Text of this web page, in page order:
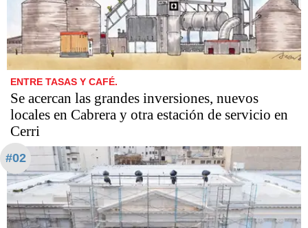
ENTRE TASAS Y CAFÉ.
Se acercan las grandes inversiones, nuevos
locales en Cabrera y otra estación de servicio en
Cerri
#02